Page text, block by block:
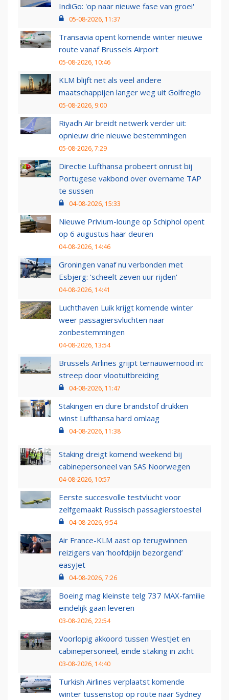
IndiGo: 'op naar nieuwe fase van groei'
05-08-2026, 11:37
Transavia opent komende winter nieuwe
route vanaf Brussels Airport
05-08-2026, 10:46
KLM blijft net als veel andere
maatschappijen langer weg uit Golfregio
05-08-2026, 9:00
Riyadh Air breidt netwerk verder uit:
opnieuw drie nieuwe bestemmingen
05-08-2026, 7:29
Directie Lufthansa probeert onrust bij
Portugese vakbond over overname TAP
te sussen
04-08-2026, 15:33
Nieuwe Privium-lounge op Schiphol opent
op 6 augustus haar deuren
04-08-2026, 14:46
Groningen vanaf nu verbonden met
Esbjerg: 'scheelt zeven uur rijden'
04-08-2026, 14:41
Luchthaven Luik krijgt komende winter
weer passagiersvluchten naar
zonbestemmingen
04-08-2026, 13:54
Brussels Airlines grijpt ternauwernood in:
streep door vlootuitbreiding
04-08-2026, 11:47
Stakingen en dure brandstof drukken
winst Lufthansa hard omlaag
04-08-2026, 11:38
Staking dreigt komend weekend bij
cabinepersoneel van SAS Noorwegen
04-08-2026, 10:57
Eerste succesvolle testvlucht voor
zelfgemaakt Russisch passagierstoestel
04-08-2026, 9:54
Air France-KLM aast op terugwinnen
reizigers van ‘hoofdpijn bezorgend’
easyJet
04-08-2026, 7:26
Boeing mag kleinste telg 737 MAX-familie
eindelijk gaan leveren
03-08-2026, 22:54
Voorlopig akkoord tussen WestJet en
cabinepersoneel, einde staking in zicht
03-08-2026, 14:40
Turkish Airlines verplaatst komende
winter tussenstop op route naar Sydney